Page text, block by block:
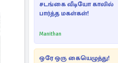
சடங்கை வீடியோ காலில்
பார்த்த மகள்கள்!
Manithan
ஒரே ஒரு கையெழுத்து!